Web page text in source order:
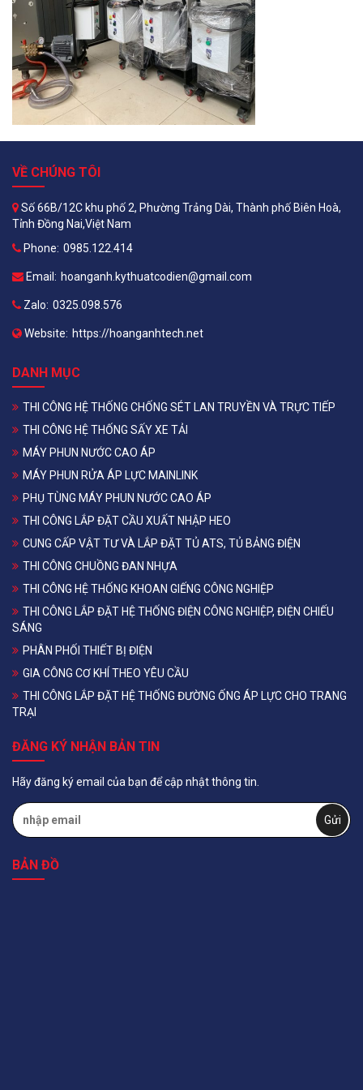
VỀ CHÚNG TÔI
Số 66B/12C khu phố 2, Phường Trảng Dài, Thành phố Biên Hoà,
Tỉnh Đồng Nai,Việt Nam
Phone: 0985.122.414
Email: hoanganh.kythuatcodien@gmail.com
Zalo: 0325.098.576
Website: https://hoanganhtech.net
DANH MỤC
THI CÔNG HỆ THỐNG CHỐNG SÉT LAN TRUYỀN VÀ TRỰC TIẾP
THI CÔNG HỆ THỐNG SẤY XE TẢI
MÁY PHUN NƯỚC CAO ÁP
MÁY PHUN RỬA ÁP LỰC MAINLINK
PHỤ TÙNG MÁY PHUN NƯỚC CAO ÁP
THI CÔNG LẮP ĐẶT CẦU XUẤT NHẬP HEO
CUNG CẤP VẬT TƯ VÀ LẮP ĐẶT TỦ ATS, TỦ BẢNG ĐIỆN
THI CÔNG CHUỒNG ĐAN NHỰA
THI CÔNG HỆ THỐNG KHOAN GIẾNG CÔNG NGHIỆP
THI CÔNG LẮP ĐẶT HỆ THỐNG ĐIỆN CÔNG NGHIỆP, ĐIỆN CHIẾU
SÁNG
PHÂN PHỐI THIẾT BỊ ĐIỆN
GIA CÔNG CƠ KHÍ THEO YÊU CẦU
THI CÔNG LẮP ĐẶT HỆ THỐNG ĐƯỜNG ỐNG ÁP LỰC CHO TRANG
TRẠI
ĐĂNG KÝ NHẬN BẢN TIN
Hãy đăng ký email của bạn để cập nhật thông tin.
BẢN ĐỒ